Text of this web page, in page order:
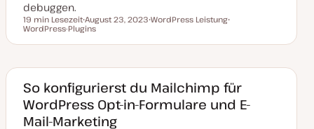
debuggen.
Lesezeit
19 min Lesezeit
D
t
m
k
t
u
a
l
August 23, 2023
e
a
WordPress Leistung
e
a
WordPress-Plugins
So konfigurierst du Mailchimp für
WordPress Opt-in-Formulare und E-
Mail-Marketing